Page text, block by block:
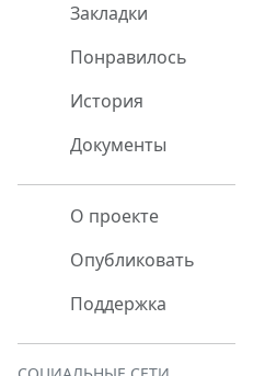
Закладки
Понравилось
История
Документы
О проекте
Опубликовать
Поддержка